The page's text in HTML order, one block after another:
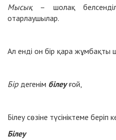
Мысық– шолақ
отарлаушылар.
Ал енді он бір қара жұмбақты
Бірдегенім білеуғой,
Білеу сөзіне түсініктеме беріп
Білеу